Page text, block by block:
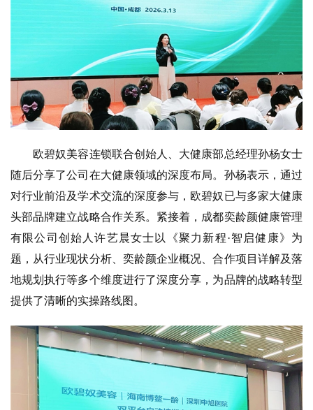
欧碧奴美容连锁联合创始人、大健康部总经理孙杨女士
随后分享了公司在大健康领域的深度布局。孙杨表示，通过
对行业前沿及学术交流的深度参与，欧碧奴已与多家大健康
头部品牌建立战略合作关系。紧接着，成都奕龄颜健康管理
有限公司创始人许艺晨女士以《聚力新程·智启健康》为
题，从行业现状分析、奕龄颜企业概况、合作项目详解及落
地规划执行等多个维度进行了深度分享，为品牌的战略转型
提供了清晰的实操路线图。